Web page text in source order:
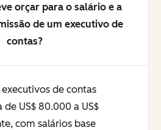
orçar para o salário e a
de um executivo de
contas?
de contas
US$ 80.000 a US$
com salários base